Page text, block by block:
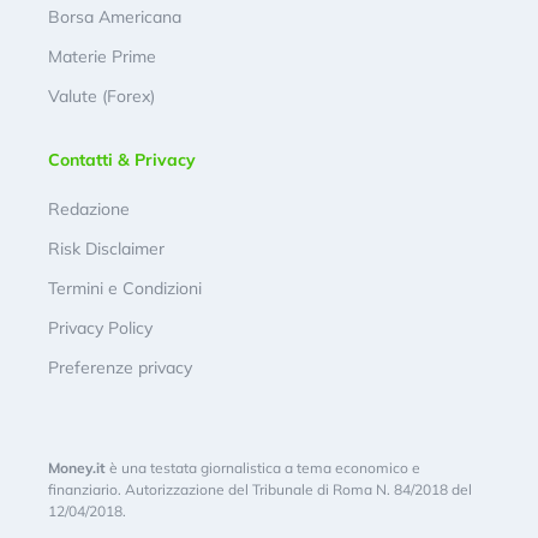
Borsa Americana
Materie Prime
Valute (Forex)
Contatti & Privacy
Redazione
Risk Disclaimer
Termini e Condizioni
Privacy Policy
Preferenze privacy
Money.it è una testata giornalistica a tema economico e
finanziario. Autorizzazione del Tribunale di Roma N. 84/2018 del
12/04/2018.